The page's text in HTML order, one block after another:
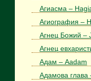
Агиасма –
Агиография –
Агнец Божий –
Агнец
Адам – Aadam
Адамова глава